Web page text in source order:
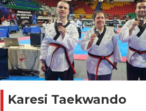
Karesi Taekwando